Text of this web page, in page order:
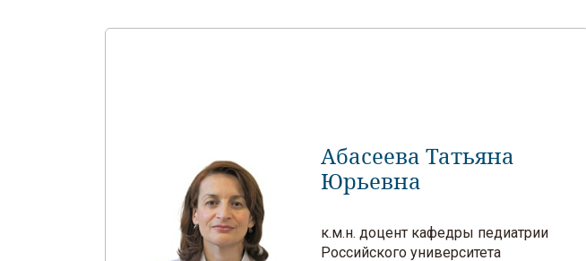
Абасеева Татьяна
Юрьевна
к.м.н. доцент кафедры педиатрии
Российского университета